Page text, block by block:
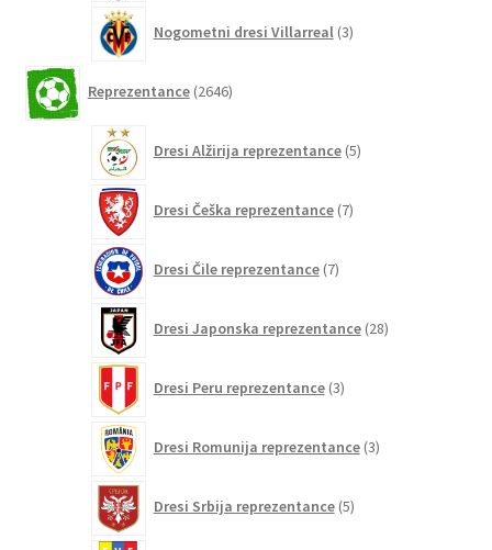
Nogometni dresi Villarreal 3izdelki
Reprezentance 2646izdelkov
Dresi Alžirija reprezentance 5izdelkov
Dresi Češka reprezentance 7izdelkov
Dresi Čile reprezentance 7izdelkov
Dresi Japonska reprezentance 28izdelkov
Dresi Peru reprezentance 3izdelki
Dresi Romunija reprezentance 3izdelki
Dresi Srbija reprezentance 5izdelkov